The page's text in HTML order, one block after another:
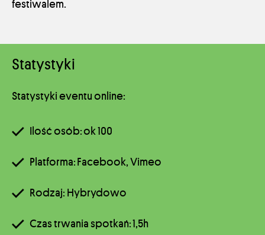
festiwalem.
Statystyki
Statystyki eventu online:
Ilość osób: ok 100
Platforma: Facebook, Vimeo
Rodzaj: Hybrydowo
Czas trwania spotkań: 1,5h